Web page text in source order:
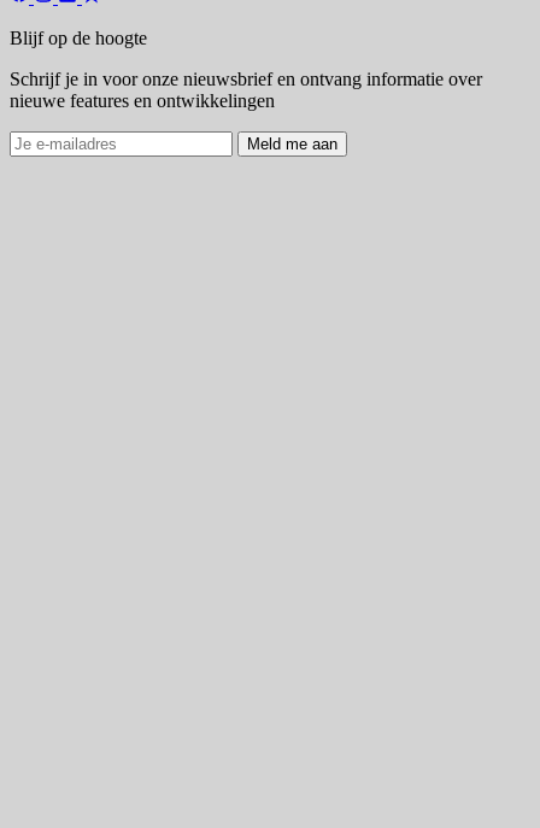
Blijf op de hoogte
Schrijf je in voor onze nieuwsbrief en ontvang informatie over
nieuwe features en ontwikkelingen
Meld me aan